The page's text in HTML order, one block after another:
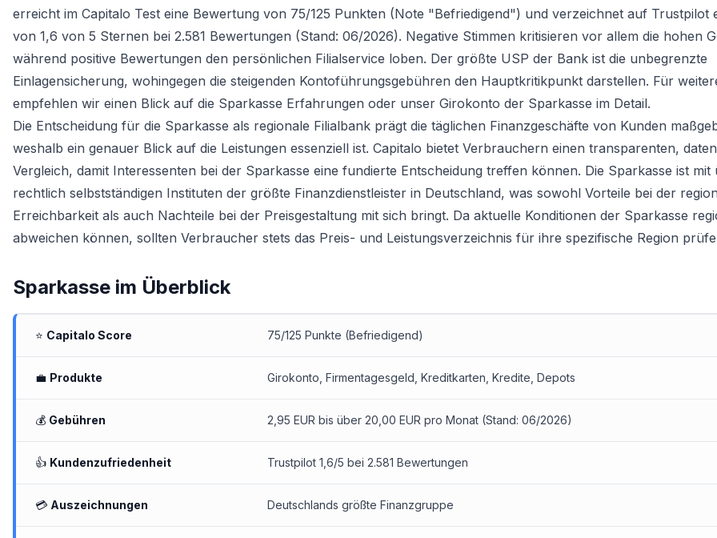
erreicht im Capitalo Test eine Bewertung von 75/125 Punkten (Note "Befriedigend") und verzeichnet auf Trustpilot
von 1,6 von 5 Sternen bei 2.581 Bewertungen (Stand: 06/2026). Negative Stimmen kritisieren vor allem die hohen
während positive Bewertungen den persönlichen Filialservice loben. Der größte USP der Bank ist die unbegrenzte
Einlagensicherung, wohingegen die steigenden Kontoführungsgebühren den Hauptkritikpunkt darstellen. Für
empfehlen wir einen Blick auf die Sparkasse Erfahrungen oder unser Girokonto der Sparkasse im Detail.
Die Entscheidung für die Sparkasse als regionale Filialbank prägt die täglichen Finanzgeschäfte von Kunden
weshalb ein genauer Blick auf die Leistungen essenziell ist. Capitalo bietet Verbrauchern einen transparenten,
Vergleich, damit Interessenten bei der Sparkasse eine fundierte Entscheidung treffen können. Die Sparkasse ist mit
rechtlich selbstständigen Instituten der größte Finanzdienstleister in Deutschland, was sowohl Vorteile bei der
Erreichbarkeit als auch Nachteile bei der Preisgestaltung mit sich bringt. Da aktuelle Konditionen der Sparkasse
abweichen können, sollten Verbraucher stets das Preis- und Leistungsverzeichnis für ihre spezifische Region
Sparkasse im Überblick
⭐ Capitalo Score 75/125 Punkte (Befriedigend)
💼 Produkte Girokonto, Firmentagesgeld , Kreditkarten, Kredite, Depots
💰 Gebühren 2,95 EUR bis über 20,00 EUR pro Monat (Stand: 06/2026)
👍 Kundenzufriedenheit Trustpilot 1,6/5 bei 2.581 Bewertungen
💳 Auszeichnungen Deutschlands größte Finanzgruppe